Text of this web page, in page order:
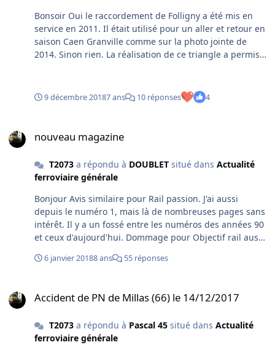
supplémentaires ce qui facilite l'exploitation. SVP
Guillaume
Bonsoir Oui le raccordement de Folligny a été mis en
service en 2011. Il était utilisé pour un aller et retour en
saison Caen Granville comme sur la photo jointe de
2014. Sinon rien. La réalisation de ce triangle a permis
vue de Budd à la droite du trait jaune l'ancien tracé.
Concernant l'arrêt à Carantilly mais aussi Pont Hebert.
montaient ou descendaient ! Pourtant la desserte était
bien là. Certainement peu de publicité et les gens qui
préfèrent aller à St Lô pour prendre le train vers Caen.
Gare de Carantilly en Mai 2018 avec le train désherbeur.
SVP Guillaume
9 décembre 20187 ans 10 réponses 4
nouveau magazine
T2073a répondu à DOUBLETsitué dans Actualité
ferroviaire générale
Bonjour Avis similaire pour Rail passion. J'ai aussi
depuis le numéro 1, mais là de nombreuses pages sans
intérêt. Il y a un fossé entre les numéros des années 90
et ceux d'aujourd'hui. Dommage pour Objectif rail aussi.
6 janvier 20188 ans 55 réponses
Accident de PN de Millas (66) le 14/12/2017
T2073a répondu à Pascal 45situé dans Actualité
ferroviaire générale